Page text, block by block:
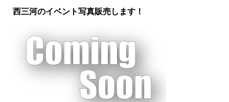
西三河のイベント写真販売します！